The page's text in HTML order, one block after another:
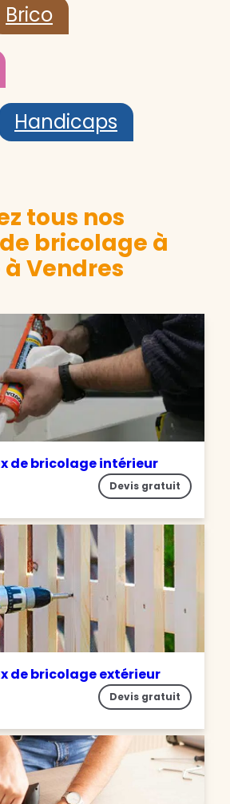
Brico
Handicaps
tous nos
bricolage à
Vendres
de bricolage intérieur
Devis gratuit
de bricolage extérieur
Devis gratuit